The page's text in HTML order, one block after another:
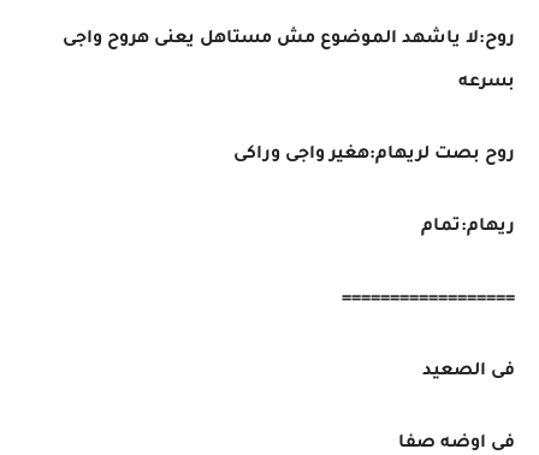
روح:لا ياشهد الموضوع مش مستاهل يعنى هروح واجى
بسرعه
روح بصت لريهام:هغير واجى وراكى
ريهام:تمام
==================
فى الصعيد
فى اوضه صفا